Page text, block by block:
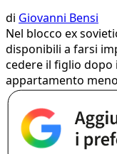
di Giovanni Bensi
Nel blocco ex
disponibili a farsi
cedere il figlio dopo
appartamento